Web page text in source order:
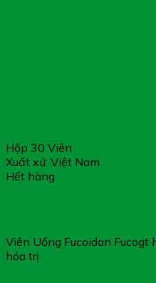
Hộp 30 Viên
Xuất xứ: Việt Nam
Hết hàng
Viên Uống Fucoidan Fucogt
hóa trị